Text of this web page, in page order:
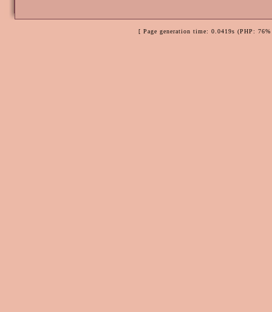
[ Page generation time: 0.0419s (PHP: